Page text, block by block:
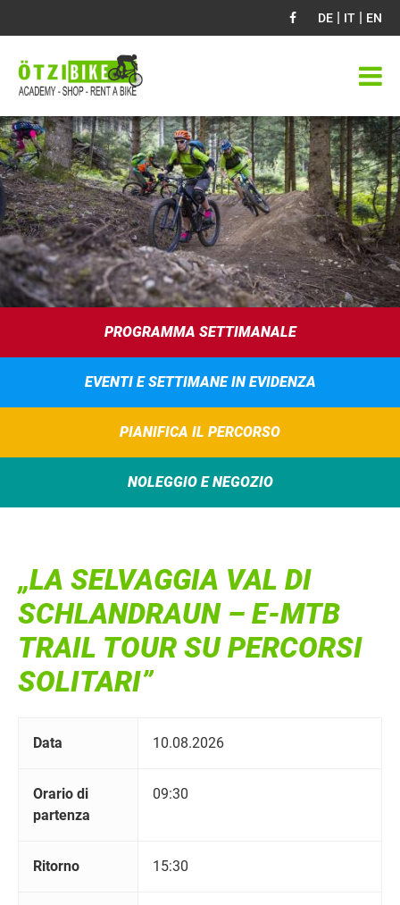
DE | IT | EN
PROGRAMMA SETTIMANALE
EVENTI E SETTIMANE IN EVIDENZA
PIANIFICA IL PERCORSO
NOLEGGIO E NEGOZIO
„LA SELVAGGIA VAL DI
SCHLANDRAUN – E-MTB
TRAIL TOUR SU PERCORSI
SOLITARI”
Data 10.08.2026
Orario di
partenza
09:30
Ritorno 15:30